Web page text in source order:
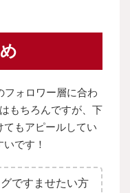
フォロワー層に合わ
もちろんですが、下
もアピールしてい
です！
ですませたい方